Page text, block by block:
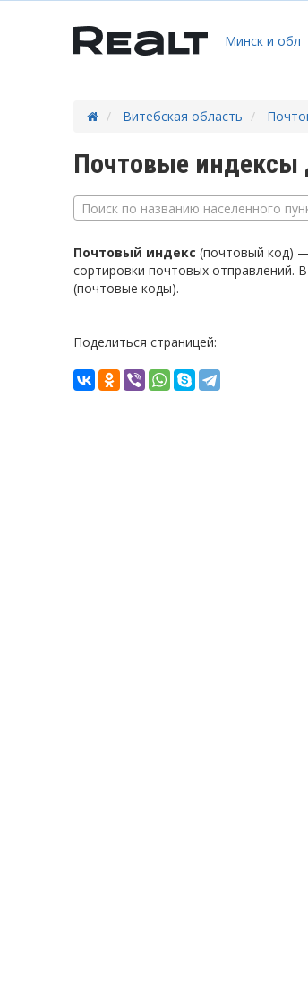
Минск и обл
Витебская область
Почтовые индексы
Поиск по названию населенного
Почтовый индекс (почтовый код)
сортировки почтовых отправлений.
(почтовые коды).
Поделиться страницей: